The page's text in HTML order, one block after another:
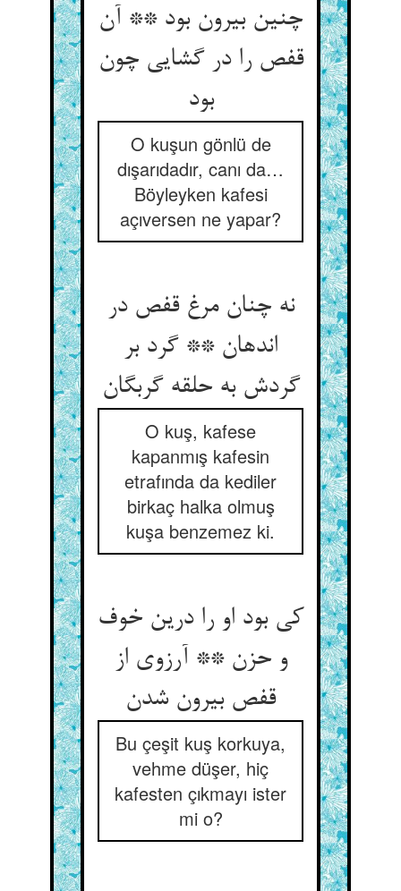
چنین بیرون بود ** آن
قفص را در گشایی چون
بود
O kuşun gönlü de
dışarıdadır, canı da…
Böyleyken kafesi
açıversen ne yapar?
نه چنان مرغ قفص در
اندهان ** گرد بر
گردش به حلقه گربگان
O kuş, kafese
kapanmış kafesin
etrafında da kediler
birkaç halka olmuş
kuşa benzemez ki.
کی بود او را درین خوف
و حزن ** آرزوی از
قفص بیرون شدن
Bu çeşit kuş korkuya,
vehme düşer, hiç
kafesten çıkmayı ister
mi o?